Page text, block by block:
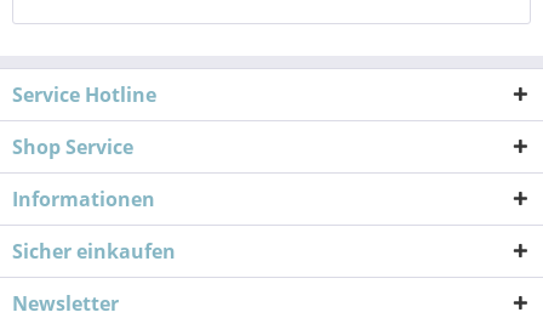
Service Hotline
Shop Service
Informationen
Sicher einkaufen
Newsletter